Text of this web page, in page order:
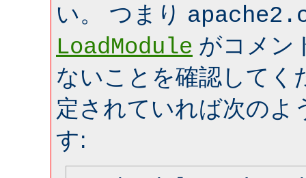
い。 つまり
LoadModule がコメン
ないことを確認してく
定されていれば次のよ
す: